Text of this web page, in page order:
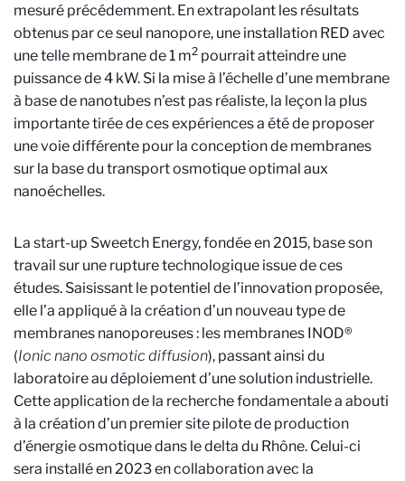
mesuré précédemment. En extrapolant les résultats
obtenus par ce seul nanopore, une installation RED avec
une telle membrane de 1 m2 pourrait atteindre une
puissance de 4 kW. Si la mise à l’échelle d’une membrane
à base de nanotubes n’est pas réaliste, la leçon la plus
importante tirée de ces expériences a été de proposer
une voie différente pour la conception de membranes
sur la base du transport osmotique optimal aux
nanoéchelles.
La start-up Sweetch Energy, fondée en 2015, base son
travail sur une rupture technologique issue de ces
études. Saisissant le potentiel de l’innovation proposée,
elle l’a appliqué à la création d’un nouveau type de
membranes nanoporeuses : les membranes INOD®
(Ionic nano osmotic diffusion), passant ainsi du
laboratoire au déploiement d’une solution industrielle.
Cette application de la recherche fondamentale a abouti
à la création d’un premier site pilote de production
d’énergie osmotique dans le delta du Rhône. Celui-ci
sera installé en 2023 en collaboration avec la